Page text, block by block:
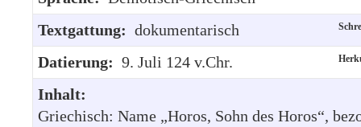
Textgattung: dokumentarisch
Datierung: 9. Juli 124 v.Chr.
Inhalt:
Griechisch: Name „Horos, Sohn des Horos“,